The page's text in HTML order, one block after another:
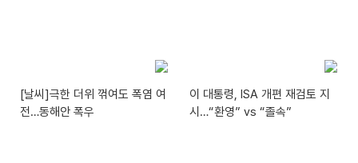
[날씨]극한 더위 꺾여도 폭염 여
전…동해안 폭우
이 대통령, ISA 개편 재검토 지
시…“환영” vs “졸속”